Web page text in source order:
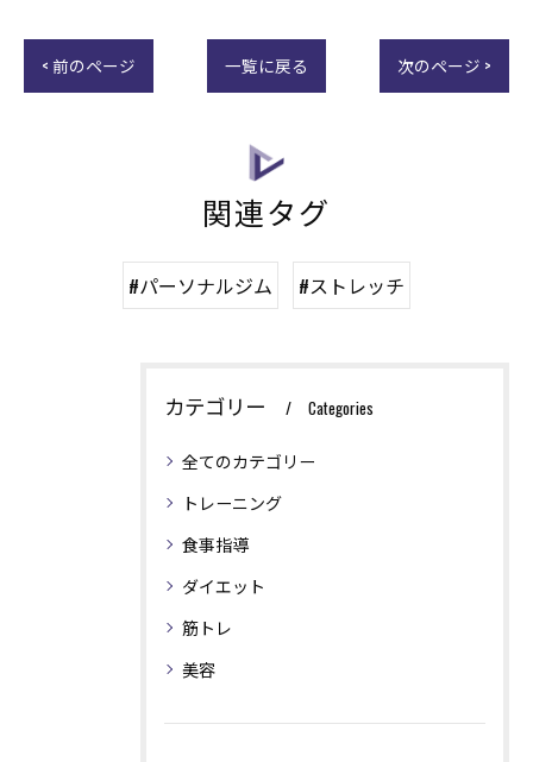
< 前のページ 一覧に戻る 次のページ >
関連タグ
#パーソナルジム #ストレッチ
カテゴリー Categories
全てのカテゴリー
トレーニング
食事指導
ダイエット
筋トレ
美容